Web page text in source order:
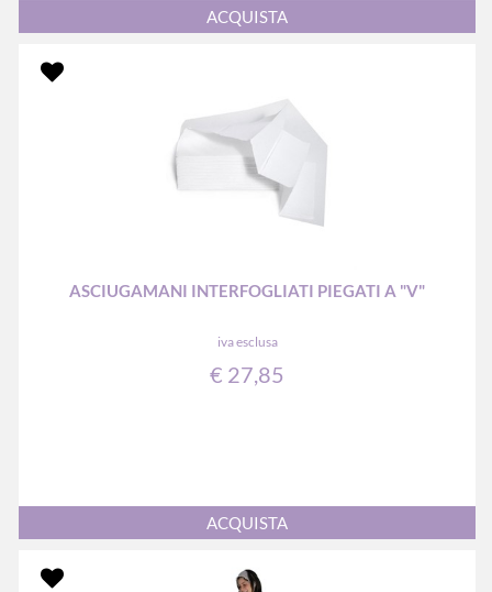
Quantità
ACQUISTA
ASCIUGAMANI INTERFOGLIATI PIEGATI A "V"
iva esclusa
€ 27,85
Quantità
ACQUISTA